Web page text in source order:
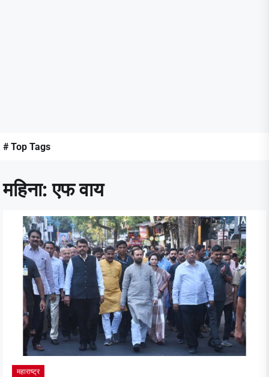
# Top Tags
महिना:एफ वाय
महाराष्ट्र